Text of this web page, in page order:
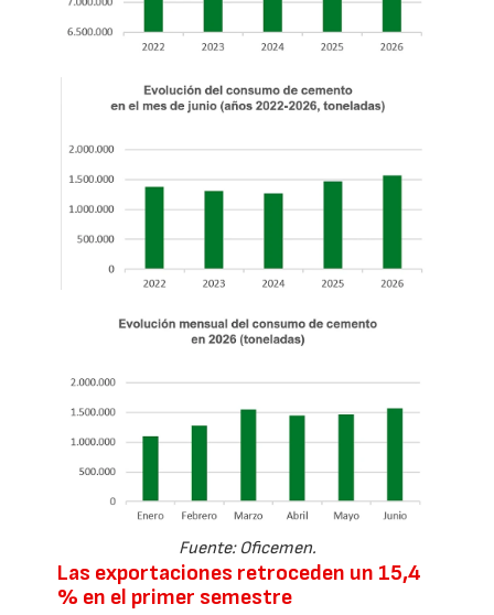
Fuente: Oficemen.
Las exportaciones retroceden un 15,4
% en el primer semestre